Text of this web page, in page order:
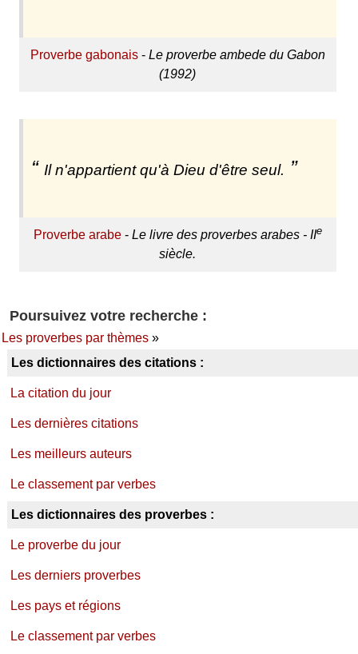
Proverbe gabonais- Le proverbe ambede du Gabon
(1992)
Il n'appartient qu'à Dieu d'être seul.
Proverbe arabe- Le livre des proverbes arabes - IIe
siècle.
Poursuivez votre recherche :
Les proverbes par thèmes»
Les dictionnaires des citations :
La citation du jour
Les dernières citations
Les meilleurs auteurs
Le classement par verbes
Les dictionnaires des proverbes :
Le proverbe du jour
Les derniers proverbes
Les pays et régions
Le classement par verbes